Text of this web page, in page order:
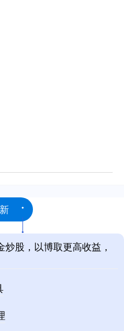
股，以博取更高收益，